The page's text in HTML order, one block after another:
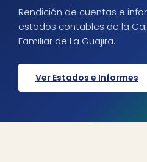
Rendición de cuentas e
estados contables de la
Familiar de La Guajira.
Ver Estados e Informes